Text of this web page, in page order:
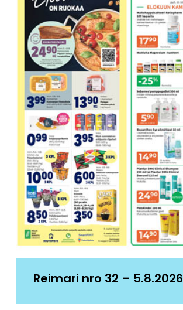
Reimari nro 32 – 5.8.2026